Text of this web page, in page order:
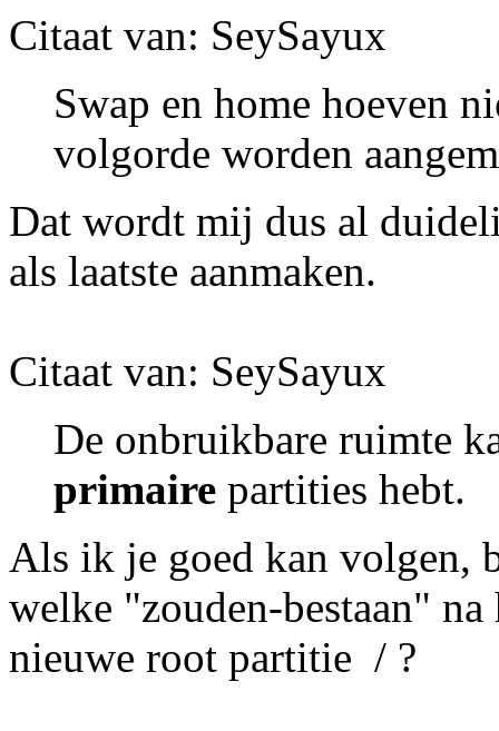
Citaat van: SeySayux
Swap en home hoeven
volgorde worden
Dat wordt mij dus al
als laatste aanmaken.
Citaat van: SeySayux
De onbruikbare ruimte
primaire partities hebt.
Als ik je goed kan volgen,
welke "zouden-bestaan" na
nieuwe root partitie / ?